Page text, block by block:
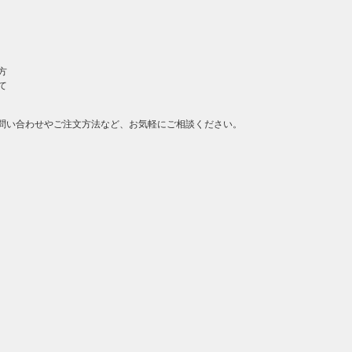
い合わせやご注文方法など、お気軽にご相談ください。